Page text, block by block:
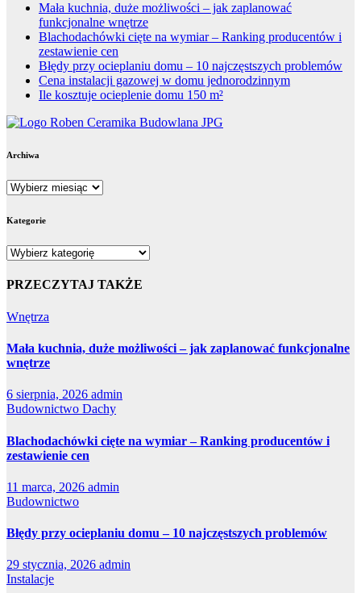
Mała kuchnia, duże możliwości – jak zaplanować
funkcjonalne wnętrze
Blachodachówki cięte na wymiar – Ranking producentów i
zestawienie cen
Błędy przy ocieplaniu domu – 10 najczęstszych problemów
Cena instalacji gazowej w domu jednorodzinnym
Ile kosztuje ocieplenie domu 150 m²
Archiwa
Archiwa
Kategorie
Kategorie
PRZECZYTAJ TAKŻE
Wnętrza
Mała kuchnia, duże możliwości – jak zaplanować funkcjonalne
wnętrze
6 sierpnia, 2026 admin
Budownictwo Dachy
Blachodachówki cięte na wymiar – Ranking producentów i
zestawienie cen
11 marca, 2026 admin
Budownictwo
Błędy przy ocieplaniu domu – 10 najczęstszych problemów
29 stycznia, 2026 admin
Instalacje